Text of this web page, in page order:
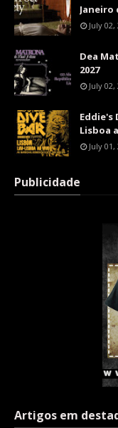
Janeiro
July 02,
Dea
2027
July 02,
Eddie's
Lisboa
July 01,
Publicidade
Artigos em